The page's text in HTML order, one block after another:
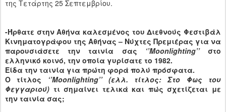
της Τετάρτης 25 Σεπτεμβρίου.
-Ήρθατε στην Αθήνα καλεσμένος του Διεθνούς Φεστιβάλ
Κινηματογράφου της Αθήνας – Νύχτες Πρεμιέρας για να
παρουσιάσετε την ταινία σας ‘’Moonlighting’’στο
ελληνικό κοινό, την οποία γυρίσατε το 1982.
Είδα την ταινία για πρώτη φορά πολύ πρόσφατα.
Ο τίτλος ‘’Moonlighting’’ (ελλ. τίτλος: Στο Φως του
Φεγγαριού) τι σημαίνει τελικά και πώς σχετίζεται με
την ταινία σας;